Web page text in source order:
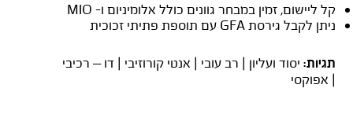
קל ליישום, זמין במבחר גוונים כולל אלומיניום ו- MIO
ניתן לקבל גירסת GFA עם תוספת פתיתי זכוכית
תגיות: יסוד ועליון | רב עובי | אנטי קורוזיבי | דו – רכיבי
| אפוקסי